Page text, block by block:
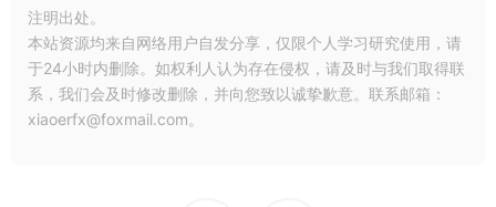
注明出处。
本站资源均来自网络用户自发分享，仅限个人学习研究使用，请
于24小时内删除。如权利人认为存在侵权，请及时与我们取得联
系，我们会及时修改删除，并向您致以诚挚歉意。联系邮箱：
xiaoerfx@foxmail.com。